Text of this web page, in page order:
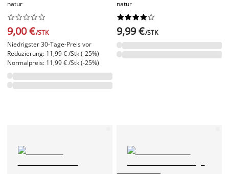
natur






9,00 €/STK
Niedrigster 30-Tage-Preis vor
Reduzierung: 11,99 € /Stk (-25%)
Normalpreis: 11,99 € /Stk (-25%)
natur






9,99 €/STK